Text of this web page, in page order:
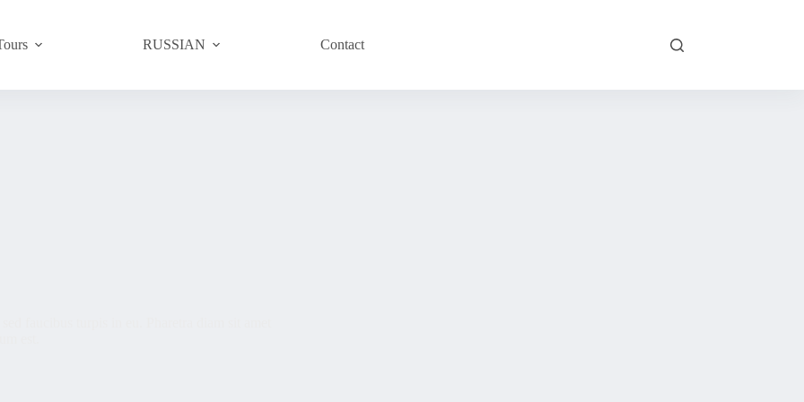
RUSSIAN Contact